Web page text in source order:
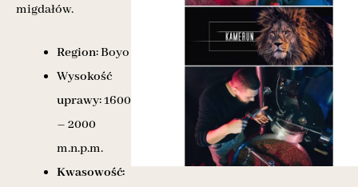
migdałów.
Region:Boyo
Wysokość
uprawy:1600
– 2000
m.n.p.m.
Kwasowość: